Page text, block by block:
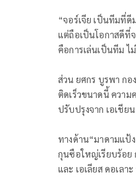
“จอร์เจีย เป็นทีมที่
แต่ถือเป็นโอกาสดีที่
คือการเล่นเป็นทีม
ส่วน ยศกร บูรพา ก
ติดเร็วขนาดนี้ ควา
ปรับปรุงจาก เอเชีย
ทางด้าน“มาดามแป้
กุนซือใหญ่เรียบร้อย
และ เอเลียส ดอเล